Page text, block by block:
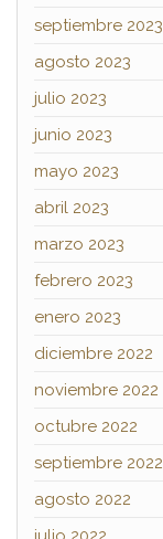
septiembre 2023
agosto 2023
julio 2023
junio 2023
mayo 2023
abril 2023
marzo 2023
febrero 2023
enero 2023
diciembre 2022
noviembre 2022
octubre 2022
septiembre 2022
agosto 2022